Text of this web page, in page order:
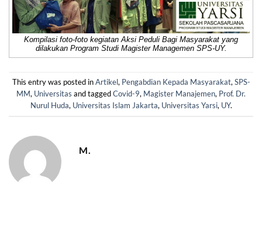
Kompilasi foto-foto kegiatan Aksi Peduli Bagi Masyarakat yang
dilakukan Program Studi Magister Managemen SPS-UY.
This entry was posted inArtikel, Pengabdian Kepada Masyarakat,SPS-
MM, Universitas and taggedCovid-9, Magister Manajemen, Prof. Dr.
Nurul Huda, Universitas Islam Jakarta, Universitas Yarsi, UY.
M.